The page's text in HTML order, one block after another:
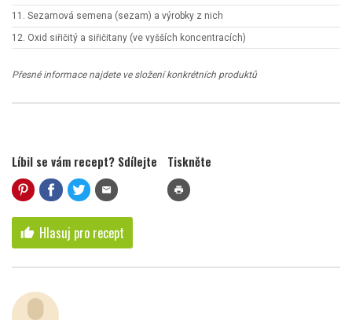
11. Sezamová semena (sezam) a výrobky z nich
12. Oxid siřičitý a siřičitany (ve vyšších koncentracích)
Přesné informace najdete ve složení konkrétních produktů
Líbil se vám recept? Sdílejte
mail
Tiskněte
print
thumb_up Hlasuj pro recept